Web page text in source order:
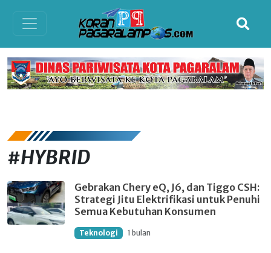
#HYBRID
Gebrakan Chery eQ, J6, dan Tiggo CSH:
Strategi Jitu Elektrifikasi untuk Penuhi
Semua Kebutuhan Konsumen
Teknologi 1 bulan